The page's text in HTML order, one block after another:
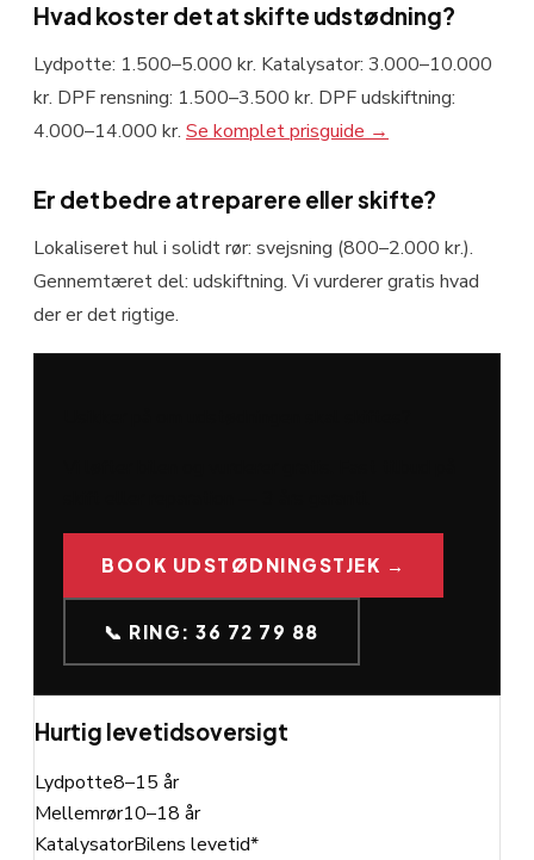
Hvad koster det at skifte udstødning?
Lydpotte: 1.500–5.000 kr. Katalysator: 3.000–10.000
kr. DPF rensning: 1.500–3.500 kr. DPF udskiftning:
4.000–14.000 kr. Se komplet prisguide →
Er det bedre at reparere eller skifte?
Lokaliseret hul i solidt rør: svejsning (800–2.000 kr.).
Gennemtæret del: udskiftning. Vi vurderer gratis hvad
der er det rigtige.
BOOK UDSTØDNINGSTJEK →
📞 RING: 36 72 79 88
Hurtig levetidsoversigt
Lydpotte8–15 år
Mellemrør10–18 år
KatalysatorBilens levetid*